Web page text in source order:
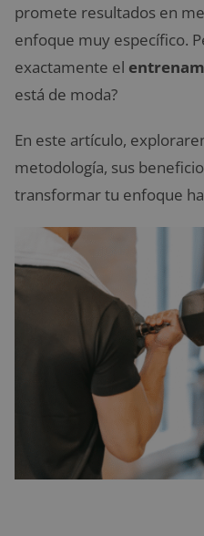
promete resultados en
enfoque muy específico.
exactamente el
está de moda?
En este artículo,
metodología, sus
transformar tu enfoque